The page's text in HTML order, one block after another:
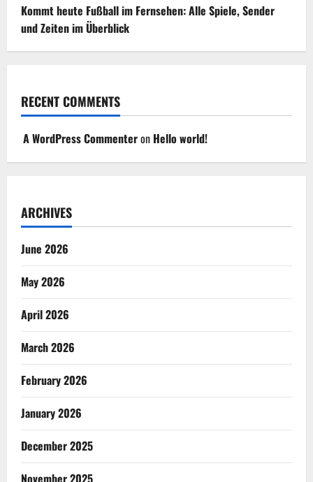
Kommt heute Fußball im Fernsehen: Alle Spiele, Sender
und Zeiten im Überblick
RECENT COMMENTS
A WordPress Commenteron Hello world!
ARCHIVES
June 2026
May 2026
April 2026
March 2026
February 2026
January 2026
December 2025
November 2025